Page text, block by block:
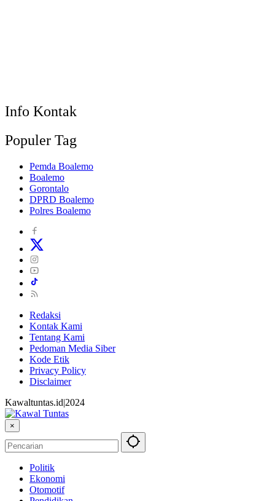
Info Kontak
Populer Tag
Pemda Boalemo
Boalemo
Gorontalo
DPRD Boalemo
Polres Boalemo
Redaksi
Kontak Kami
Tentang Kami
Pedoman Media Siber
Kode Etik
Privacy Policy
Disclaimer
Kawaltuntas.id|2024
×
Politik
Ekonomi
Otomotif